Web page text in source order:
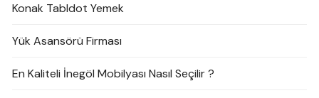
Konak Tabldot Yemek
Yük Asansörü Firması
En Kaliteli İnegöl Mobilyası Nasıl Seçilir ?